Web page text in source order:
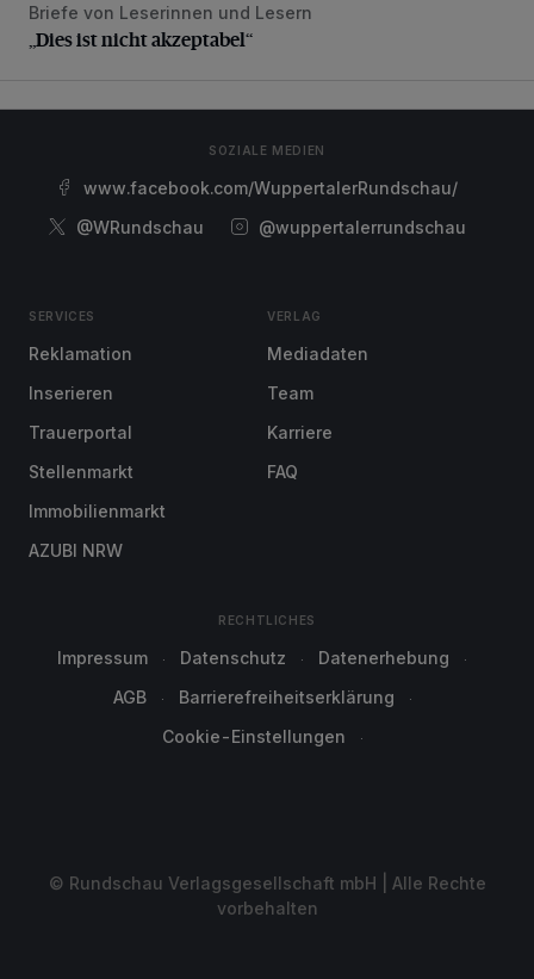
„Dies ist nicht akzeptabel“
Briefe von Leserinnen und Lesern
„Dies ist nicht akzeptabel“
SOZIALE MEDIEN
www.facebook.com/WuppertalerRundschau/
@WRundschau
@wuppertalerrundschau
SERVICES
Reklamation
Inserieren
Trauerportal
Stellenmarkt
Immobilienmarkt
AZUBI NRW
VERLAG
Mediadaten
Team
Karriere
FAQ
RECHTLICHES
Impressum Datenschutz
Datenerhebung
AGB
Barrierefreiheitserklärung
Cookie-Einstellungen
© Rundschau Verlagsgesellschaft mbH | Alle Rechte
vorbehalten